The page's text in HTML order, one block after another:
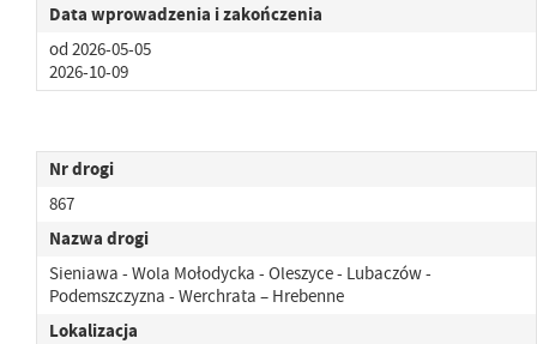
Data wprowadzenia i zakończenia
od 2026-05-05
2026-10-09
Nr drogi
867
Nazwa drogi
Sieniawa - Wola Mołodycka - Oleszyce - Lubaczów -
Podemszczyzna - Werchrata – Hrebenne
Lokalizacja